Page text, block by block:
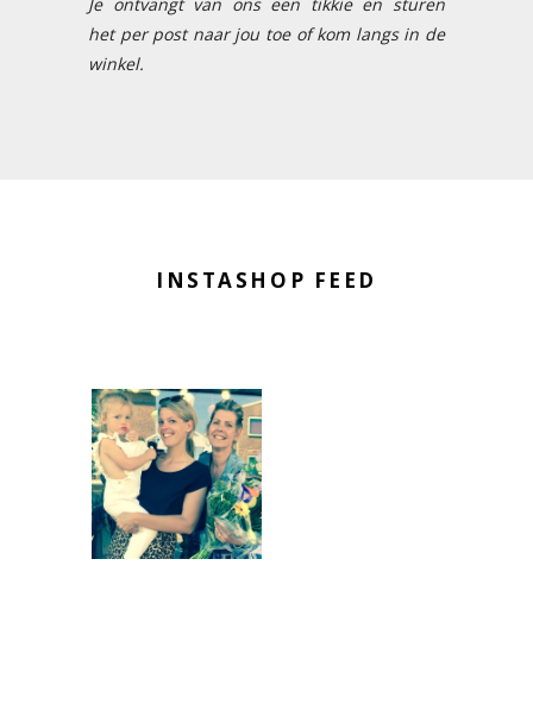
het per post naar jou toe of kom langs in de
winkel.
INSTASHOP FEED